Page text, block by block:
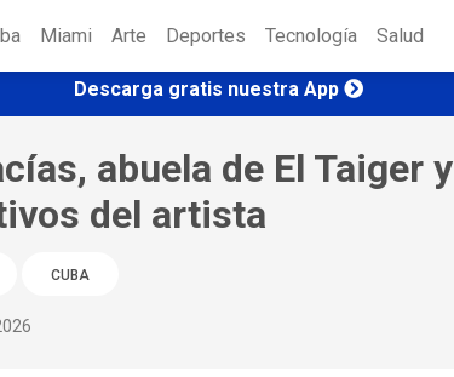
Miami Arte Deportes Tecnología Salud
Descarga gratis nuestra App
abuela de El Taiger y
del artista
CUBA